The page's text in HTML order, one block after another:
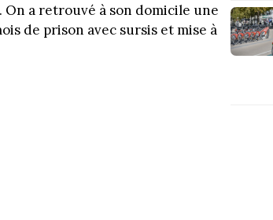
a retrouvé à son domicile une
de prison avec sursis et mise à